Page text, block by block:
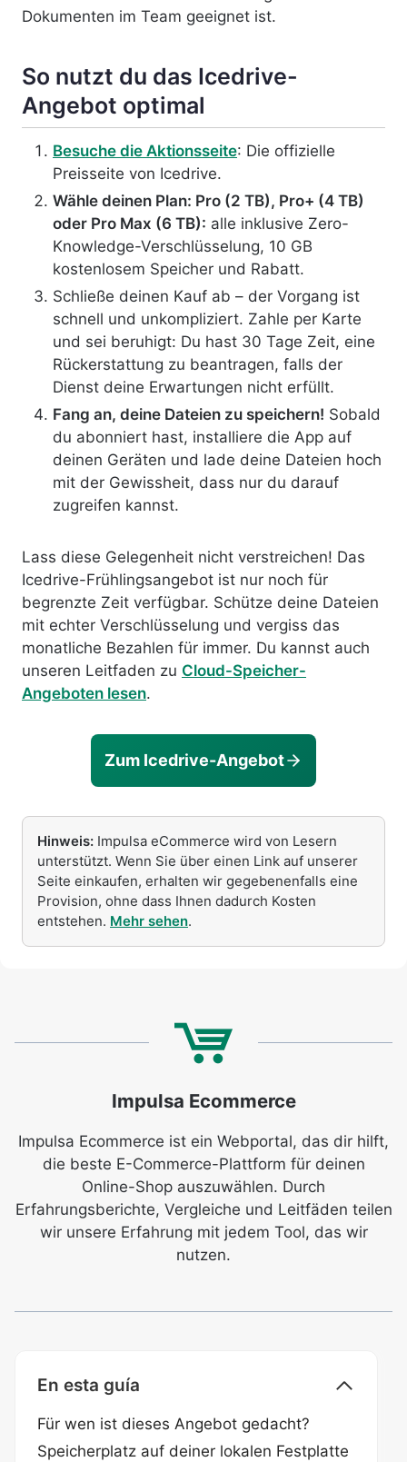
Dokumenten im Team geeignet ist.
So nutzt du das Icedrive-
Angebot optimal
Besuche die Aktionsseite: Die offizielle
Preisseite von Icedrive.
Wähle deinen Plan: Pro (2 TB), Pro+ (4 TB)
oder Pro Max (6 TB): alle inklusive Zero-
Knowledge-Verschlüsselung, 10 GB
kostenlosem Speicher und Rabatt.
Schließe deinen Kauf ab – der Vorgang ist
schnell und unkompliziert. Zahle per Karte
und sei beruhigt: Du hast 30 Tage Zeit, eine
Rückerstattung zu beantragen, falls der
Dienst deine Erwartungen nicht erfüllt.
Fang an, deine Dateien zu speichern! Sobald
du abonniert hast, installiere die App auf
deinen Geräten und lade deine Dateien hoch
mit der Gewissheit, dass nur du darauf
zugreifen kannst.
Lass diese Gelegenheit nicht verstreichen! Das
Icedrive-Frühlingsangebot ist nur noch für
begrenzte Zeit verfügbar. Schütze deine Dateien
mit echter Verschlüsselung und vergiss das
monatliche Bezahlen für immer. Du kannst auch
unseren Leitfaden zu Cloud-Speicher-
Angeboten lesen.
Zum Icedrive-Angebot
Hinweis: Impulsa eCommerce wird von Lesern
unterstützt. Wenn Sie über einen Link auf unserer
Seite einkaufen, erhalten wir gegebenenfalls eine
Provision, ohne dass Ihnen dadurch Kosten
entstehen. Mehr sehen.
Impulsa Ecommerce
Impulsa Ecommerce ist ein Webportal, das dir hilft,
die beste E-Commerce-Plattform für deinen
Online-Shop auszuwählen. Durch
Erfahrungsberichte, Vergleiche und Leitfäden teilen
wir unsere Erfahrung mit jedem Tool, das wir
nutzen.
En esta guía
Für wen ist dieses Angebot gedacht?
Speicherplatz auf deiner lokalen Festplatte